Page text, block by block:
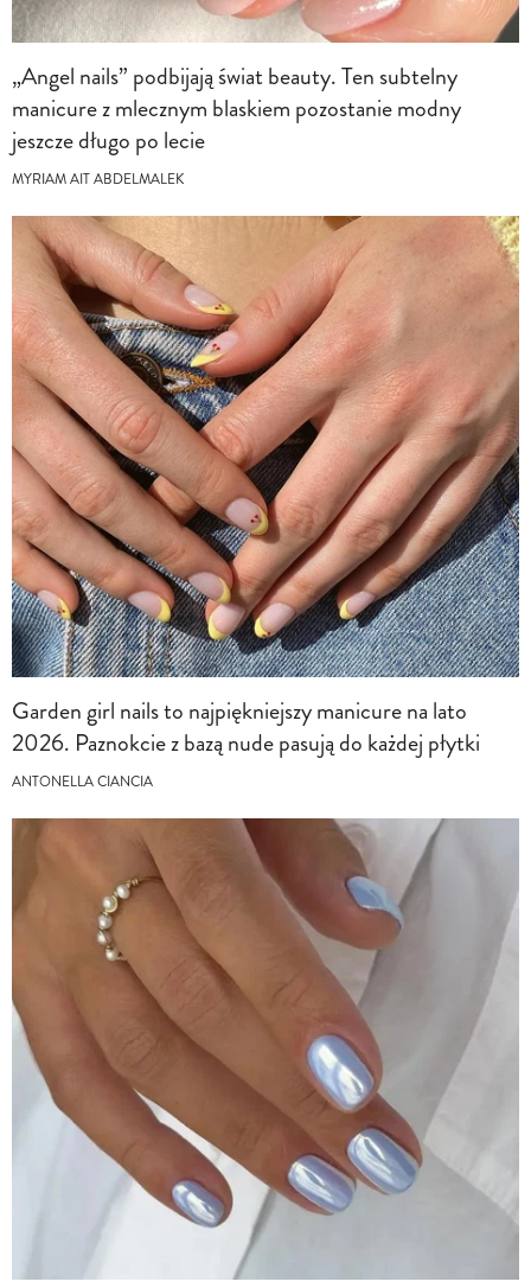
„Angel nails” podbijają świat beauty. Ten subtelny
manicure z mlecznym blaskiem pozostanie modny
jeszcze długo po lecie
MYRIAM AIT ABDELMALEK
Garden girl nails to najpiękniejszy manicure na lato
2026. Paznokcie z bazą nude pasują do każdej płytki
ANTONELLA CIANCIA